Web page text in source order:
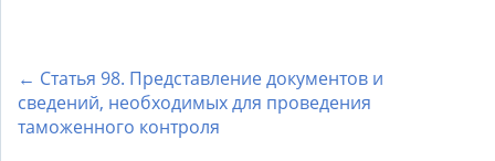
← Статья 98. Представление документов и
сведений, необходимых для проведения
таможенного контроля